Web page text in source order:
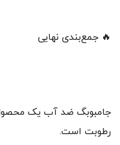
🔥 جمع‌بندی نهایی
جامبوبگ ضد آب یک
رطوبت است.